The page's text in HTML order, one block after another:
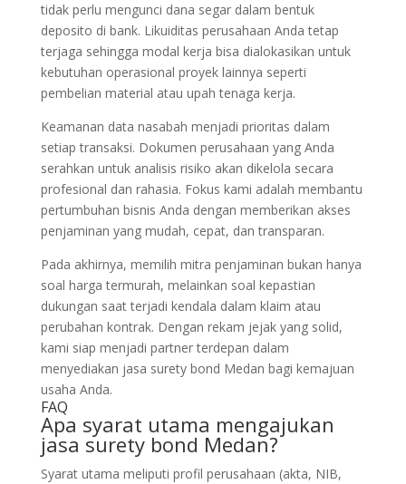
tidak perlu mengunci dana segar dalam bentuk
deposito di bank. Likuiditas perusahaan Anda tetap
terjaga sehingga modal kerja bisa dialokasikan untuk
kebutuhan operasional proyek lainnya seperti
pembelian material atau upah tenaga kerja.
Keamanan data nasabah menjadi prioritas dalam
setiap transaksi. Dokumen perusahaan yang Anda
serahkan untuk analisis risiko akan dikelola secara
profesional dan rahasia. Fokus kami adalah membantu
pertumbuhan bisnis Anda dengan memberikan akses
penjaminan yang mudah, cepat, dan transparan.
Pada akhirnya, memilih mitra penjaminan bukan hanya
soal harga termurah, melainkan soal kepastian
dukungan saat terjadi kendala dalam klaim atau
perubahan kontrak. Dengan rekam jejak yang solid,
kami siap menjadi partner terdepan dalam
menyediakan jasa surety bond Medan bagi kemajuan
usaha Anda.
FAQ
Apa syarat utama mengajukan
jasa surety bond Medan?
Syarat utama meliputi profil perusahaan (akta, NIB,